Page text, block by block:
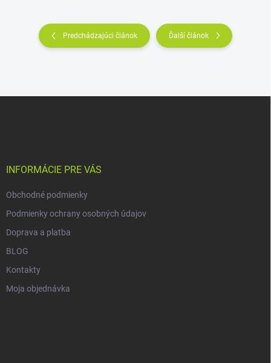
Predchádzajúci článok Ďalší článok
INFORMÁCIE PRE VÁS
Obchodné podmienky
Podmienky ochrany osobných údajov
Doprava a platba
BLOG
Kontakty
Moja objednávka